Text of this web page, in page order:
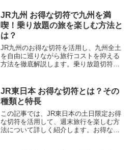
JR九州 お得な切符で九州を満
喫！乗り放題の旅を楽しむ方法と
は？
JR九州のお得な切符を活用し、九州全土
を自由に巡りながら旅行コストを抑える
方法を徹底解説します。乗り放題切符の
九州旅行を最大限に楽しむための情報を
提供します。
JR東日本 お得な切符とは？その
種類と特長
この記事では、JR東日本の土日限定お得
な切符を活用して、週末旅行を楽しむ方
法について詳しく紹介します。お得な切